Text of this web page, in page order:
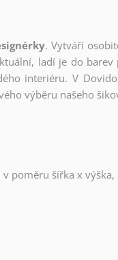
. Vytváří
ladí je do
interiéru. V
výběru našeho
v poměru šířka x